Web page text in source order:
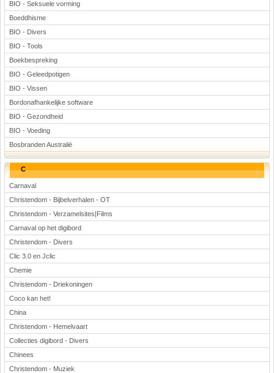
BIO - Seksuele vorming
Boeddhisme
BIO - Divers
BIO - Tools
Boekbespreking
BIO - Geleedpotigen
BIO - Vissen
Bordonafhankelijke software
BIO - Gezondheid
BIO - Voeding
Bosbranden Australië
C
Carnaval
Christendom - Bijbelverhalen - OT
Christendom - Verzamelsites|Films
Carnaval op het digibord
Christendom - Divers
Clic 3.0 en Jclic
Chemie
Christendom - Driekoningen
Coco kan het!
China
Christendom - Hemelvaart
Collecties digibord - Divers
Chinees
Christendom - Muziek